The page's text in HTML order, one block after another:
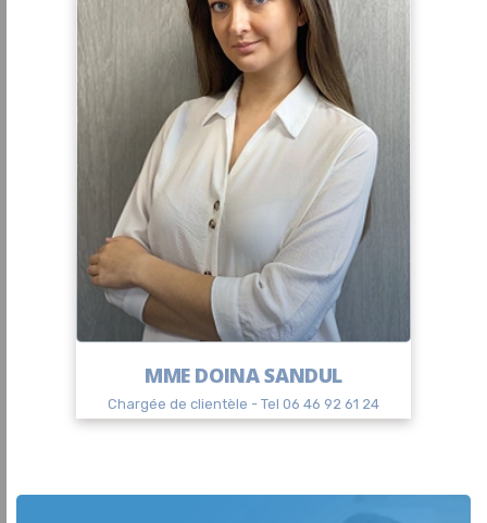
MME DOINA SANDUL
Chargée de clientèle - Tel 06 46 92 61 24